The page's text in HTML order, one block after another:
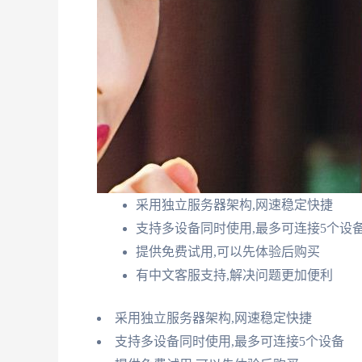
采用独立服务器架构,网速稳定快捷
支持多设备同时使用,最多可连接5个设
提供免费试用,可以先体验后购买
有中文客服支持,解决问题更加便利
采用独立服务器架构,网速稳定快捷
支持多设备同时使用,最多可连接5个设备